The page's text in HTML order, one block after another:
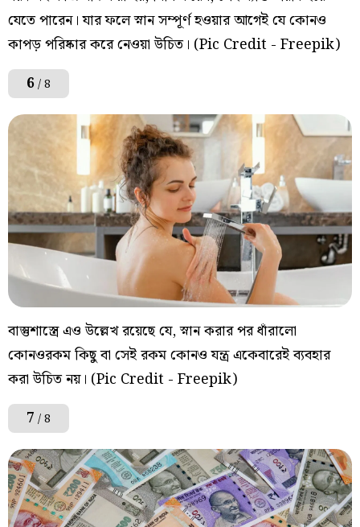
যেতে পারেন। যার ফলে স্নান সম্পূর্ণ হওয়ার আগেই যে কোনও
কাপড় পরিষ্কার করে নেওয়া উচিত। (Pic Credit - Freepik)
6/ 8
বাস্তুশাস্ত্রে এও উল্লেখ রয়েছে যে, স্নান করার পর ধাঁরালো
কোনওরকম কিছু বা সেই রকম কোনও যন্ত্র একেবারেই ব্যবহার
করা উচিত নয়। (Pic Credit - Freepik)
7 / 8